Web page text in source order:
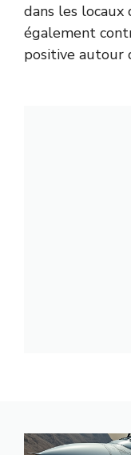
dans les
également
positive autour